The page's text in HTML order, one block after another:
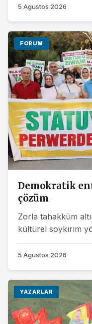
5 Agustos 2026
FORUM
Demokratik
çözüm
Zorla tahakküm
kültürel soykırım
çözemedikleri gibi
5 Agustos 2026
YAZARLAR